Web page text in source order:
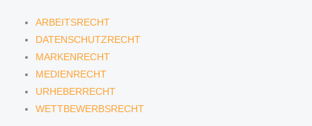
ARBEITSRECHT
DATENSCHUTZRECHT
MARKENRECHT
MEDIENRECHT
URHEBERRECHT
WETTBEWERBSRECHT